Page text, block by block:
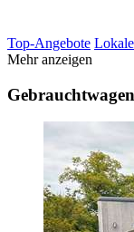
Top-Angebote
Mehr anzeigen